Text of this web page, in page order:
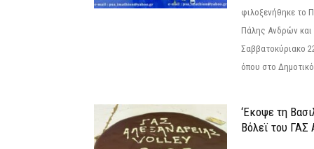
φιλοξενήθηκε το
Πάλης Ανδρών και
Σαββατοκύριακο
όπου στο
‘Εκοψε τη
Βόλεϊ του ΓΑΣ